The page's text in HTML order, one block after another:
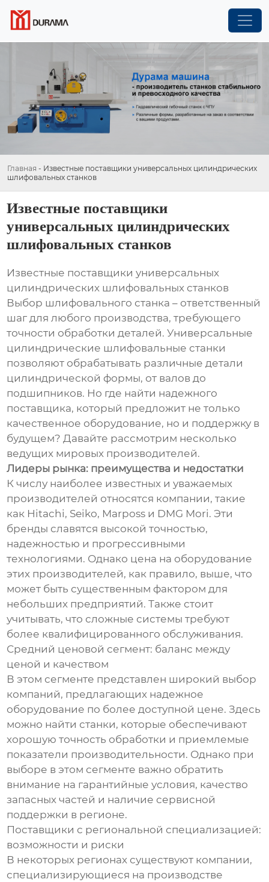
Главная - Известные поставщики универсальных цилиндрических
шлифовальных станков
Известные поставщики
универсальных цилиндрических
шлифовальных станков
Известные поставщики универсальных
цилиндрических шлифовальных станков
Выбор шлифовального станка – ответственный
шаг для любого производства, требующего
точности обработки деталей. Универсальные
цилиндрические шлифовальные станки
позволяют обрабатывать различные детали
цилиндрической формы, от валов до
подшипников. Но где найти надежного
поставщика, который предложит не только
качественное оборудование, но и поддержку в
будущем? Давайте рассмотрим несколько
ведущих мировых производителей.
Лидеры рынка: преимущества и недостатки
К числу наиболее известных и уважаемых
производителей относятся компании, такие
как Hitachi, Seiko, Marposs и DMG Mori. Эти
бренды славятся высокой точностью,
надежностью и прогрессивными
технологиями. Однако цена на оборудование
этих производителей, как правило, выше, что
может быть существенным фактором для
небольших предприятий. Также стоит
учитывать, что сложные системы требуют
более квалифицированного обслуживания.
Средний ценовой сегмент: баланс между
ценой и качеством
В этом сегменте представлен широкий выбор
компаний, предлагающих надежное
оборудование по более доступной цене. Здесь
можно найти станки, которые обеспечивают
хорошую точность обработки и приемлемые
показатели производительности. Однако при
выборе в этом сегменте важно обратить
внимание на гарантийные условия, качество
запасных частей и наличие сервисной
поддержки в регионе.
Поставщики с региональной специализацией:
возможности и риски
В некоторых регионах существуют компании,
специализирующиеся на производстве